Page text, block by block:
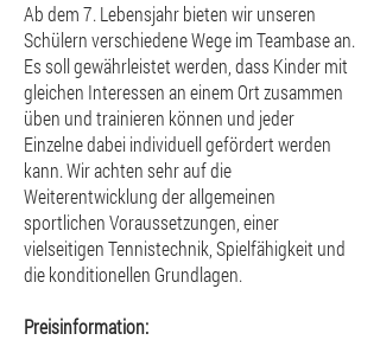
Ab dem 7. Lebensjahr bieten wir unseren
Schülern verschiedene Wege im Teambase an.
Es soll gewährleistet werden, dass Kinder mit
gleichen Interessen an einem Ort zusammen
üben und trainieren können und jeder
Einzelne dabei individuell gefördert werden
kann. Wir achten sehr auf die
Weiterentwicklung der allgemeinen
sportlichen Voraussetzungen, einer
vielseitigen Tennistechnik, Spielfähigkeit und
die konditionellen Grundlagen.
Preisinformation: